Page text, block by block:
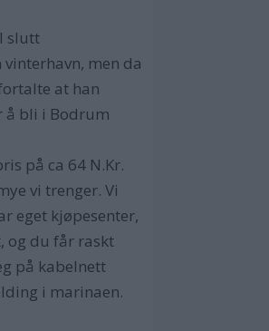
slutt
men da
at han
å bli i Bodrum
på ca 64 N.Kr.
vi trenger. Vi
eget kjøpesenter,
og du får raskt
på kabelnett
i marinaen.